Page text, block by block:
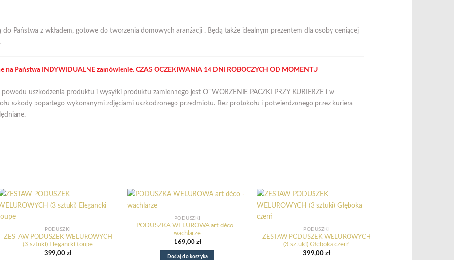
do Państwa z wkładem, gotowe do tworzenia domowych aranżacji . Będą także idealnym prezentem dla osoby ceniącej
na Państwa INDYWIDUALNE zamówienie. CZAS OCZEKIWANIA 14 DNI ROBOCZYCH OD MOMENTU
uszkodzenia produktu i wysyłki produktu zamiennego jest OTWORZENIE PACZKI PRZY KURIERZE i w
szkody popartego wykonanymi zdjęciami uszkodzonego przedmiotu. Bez protokołu i potwierdzonego przez kuriera
PODUSZKI
ZESTAW PODUSZEK WELUROWYCH
(3 sztuki) Elegancki toupe
399,00 zł
PODUSZKI
PODUSZKA WELUROWA art déco –
wachlarze
169,00 zł
Dodaj do koszyka
PODUSZKI
ZESTAW PODUSZEK WELUROWYCH
(3 sztuki) Głęboka czerń
399,00zł